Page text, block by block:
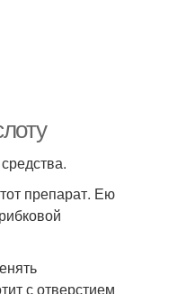
препарат. Ею
с отверстием